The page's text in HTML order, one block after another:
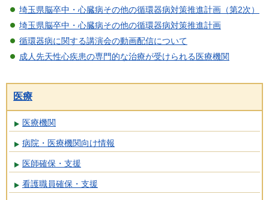
埼玉県脳卒中・心臓病その他の循環器病対策推進計画（第2次）
埼玉県脳卒中・心臓病その他の循環器病対策推進計画
循環器病に関する講演会の動画配信について
成人先天性心疾患の専門的な治療が受けられる医療機関
医療
医療機関
病院・医療機関向け情報
医師確保・支援
看護職員確保・支援